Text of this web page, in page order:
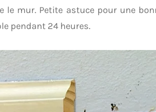
le mur. Petite astuce pour une
pendant 24 heures.